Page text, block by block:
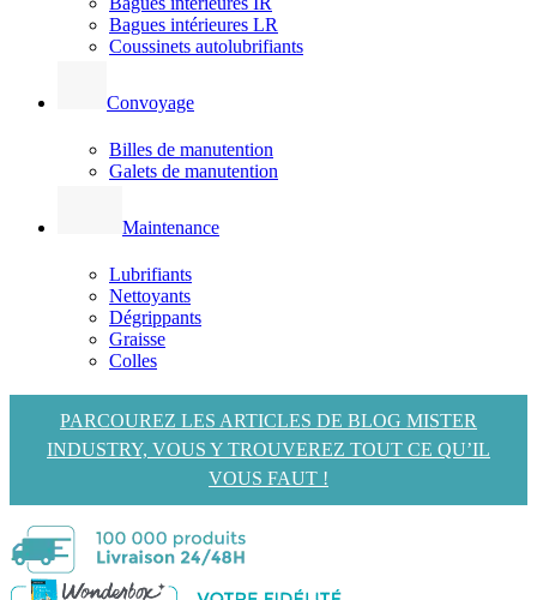
Bagues intérieures LR
Coussinets autolubrifiants
Convoyage
Billes de manutention
Galets de manutention
Maintenance
Lubrifiants
Nettoyants
Dégrippants
Graisse
Colles
PARCOUREZ LES ARTICLES DE BLOG MISTER
INDUSTRY, VOUS Y TROUVEREZ TOUT CE QU’IL
VOUS FAUT !